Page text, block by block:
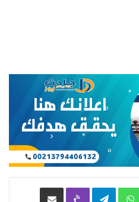
WhatsApp
Telegram
Viber مشاركة عبر البريد